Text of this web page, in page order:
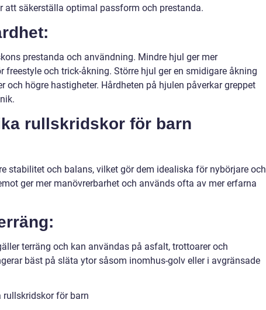
säkerställa optimal passform och prestanda.
prestanda och användning. Mindre hjul ger mer
och trick-åkning. Större hjul ger en smidigare åkning
och högre hastigheter. Hårdheten på hjulen påverkar greppet
rullskridskor för barn
stabilitet och balans, vilket gör dem idealiska för nybörjare och
ger mer manövrerbarhet och används ofta av mer erfarna
terräng och kan användas på asfalt, trottoarer och
bäst på släta ytor såsom inomhus-golv eller i avgränsade
rullskridskor för barn